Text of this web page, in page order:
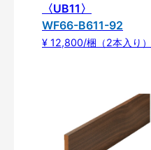
〈UB11〉
WF66-B611-92
¥ 12,800/梱（2本入り）